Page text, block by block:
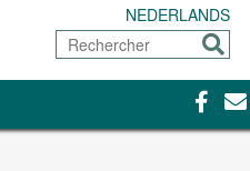
NEDERLANDS
Rechercher